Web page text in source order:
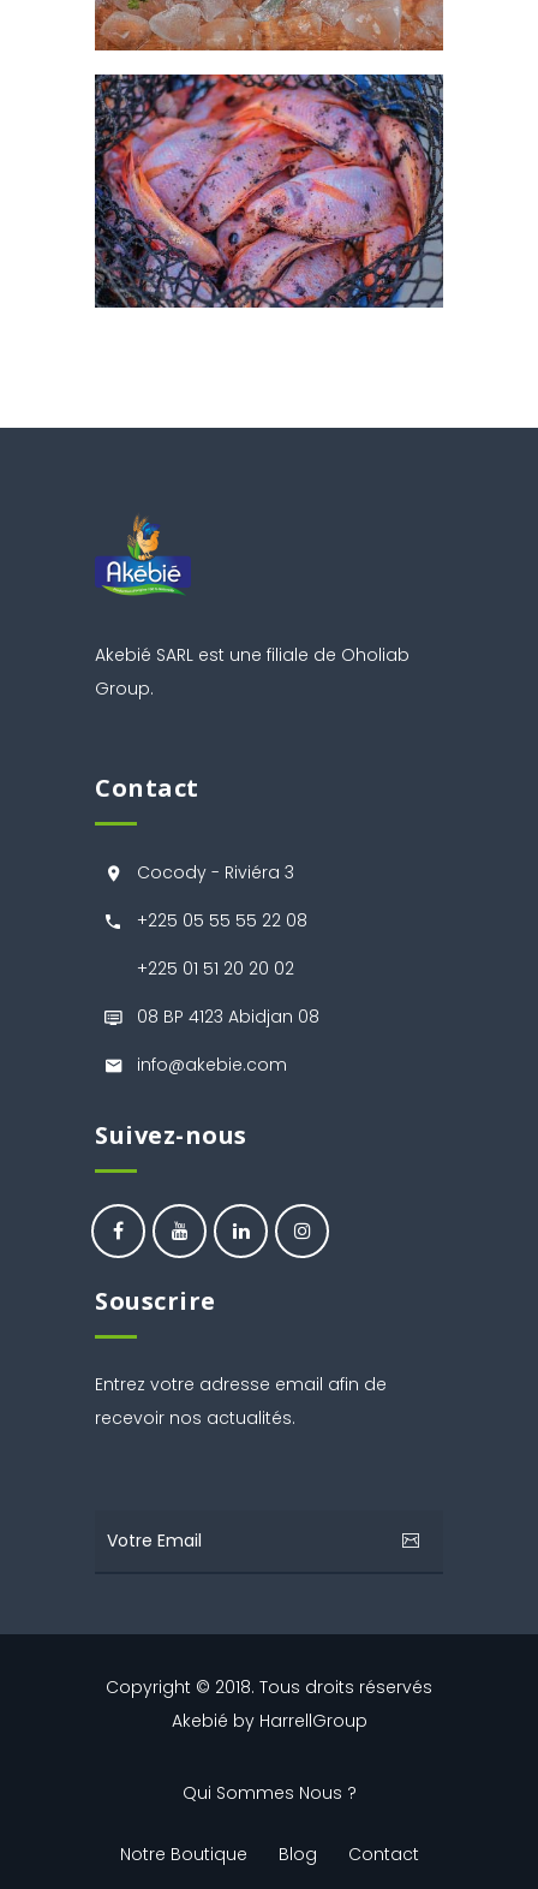
Akebié SARL est une filiale de Oholiab
Group.
Contact
Cocody - Riviéra 3
+225 05 55 55 22 08
+225 01 51 20 20 02
08 BP 4123 Abidjan 08
info@akebie.com
Suivez-nous
Souscrire
Entrez votre adresse email afin de
recevoir nos actualités.
Copyright © 2018. Tous droits réservés
Akebié by HarrellGroup
Qui Sommes Nous ?
Notre Boutique Blog Contact